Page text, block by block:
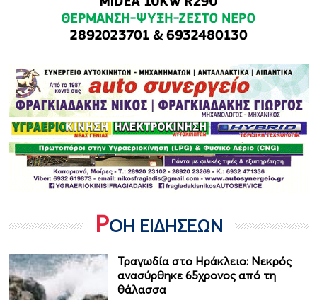
ΡΟΗ ΕΙΔΗΣΕΩΝ
Τραγωδία στο Ηράκλειο: Νεκρός
ανασύρθηκε 65χρονος από τη
θάλασσα